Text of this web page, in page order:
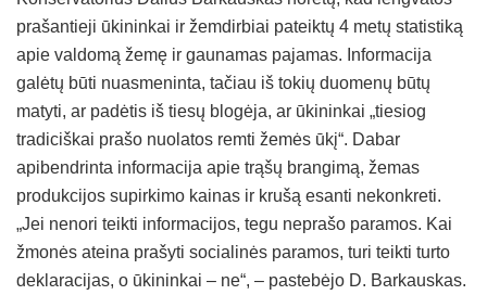
prašantieji ūkininkai ir žemdirbiai pateiktų 4 metų statistiką
apie valdomą žemę ir gaunamas pajamas. Informacija
galėtų būti nuasmeninta, tačiau iš tokių duomenų būtų
matyti, ar padėtis iš tiesų blogėja, ar ūkininkai „tiesiog
tradiciškai prašo nuolatos remti žemės ūkį“. Dabar
apibendrinta informacija apie trąšų brangimą, žemas
produkcijos supirkimo kainas ir krušą esanti nekonkreti.
„Jei nenori teikti informacijos, tegu neprašo paramos. Kai
žmonės ateina prašyti socialinės paramos, turi teikti turto
deklaracijas, o ūkininkai – ne“, – pastebėjo D. Barkauskas.